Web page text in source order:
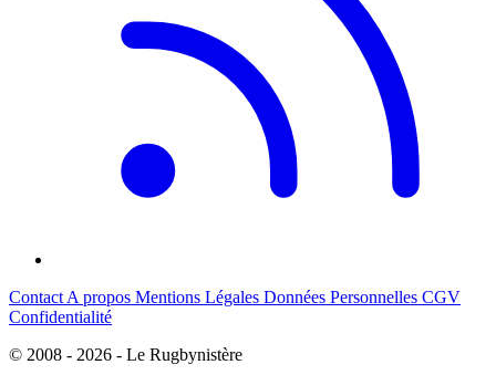
Contact A propos Mentions Légales Données Personnelles CGV
Confidentialité
© 2008 - 2026 - Le Rugbynistère